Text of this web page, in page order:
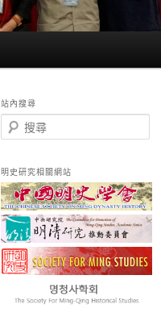
站內搜尋
搜
尋
明史研究相關網站